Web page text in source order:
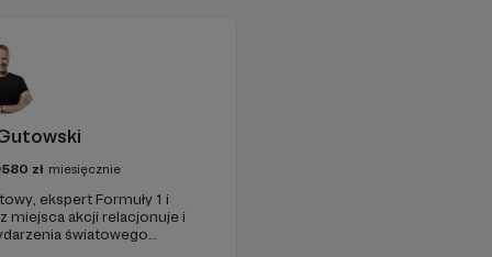
zł miesięcznie
ekspert Formuły 1 i
miejsca akcji relacjonuje i
światowego